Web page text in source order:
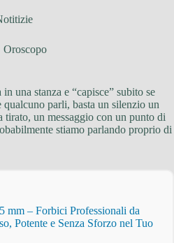
Oroscopo
una stanza e “capisce” subito se
parli, basta un silenzio un
tirato, un messaggio con un punto di
stiamo parlando proprio di
– Forbici Professionali da
Potente e Senza Sforzo nel Tuo